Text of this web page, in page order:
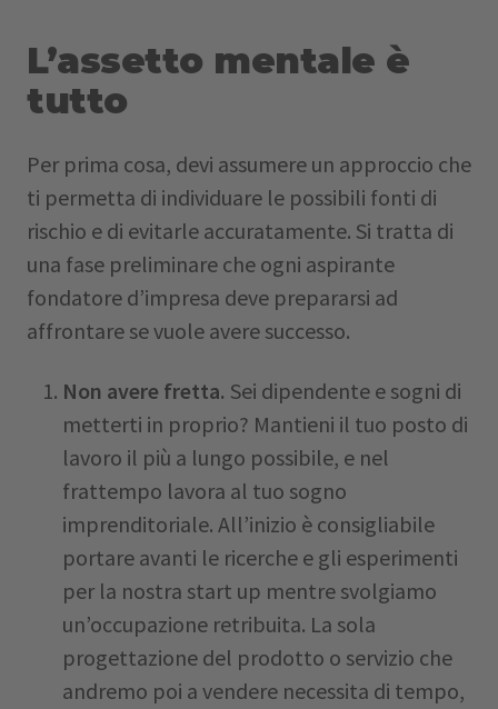
L’assetto mentale è
tutto
Per prima cosa, devi assumere un approccio che
ti permetta di individuare le possibili fonti di
rischio e di evitarle accuratamente. Si tratta di
una fase preliminare che ogni aspirante
fondatore d’impresa deve prepararsi ad
affrontare se vuole avere successo.
Non avere fretta. Sei dipendente e sogni di
metterti in proprio? Mantieni il tuo posto di
lavoro il più a lungo possibile, e nel
frattempo lavora al tuo sogno
imprenditoriale. All’inizio è consigliabile
portare avanti le ricerche e gli esperimenti
per la nostra start up mentre svolgiamo
un’occupazione retribuita. La sola
progettazione del prodotto o servizio che
andremo poi a vendere necessita di tempo,